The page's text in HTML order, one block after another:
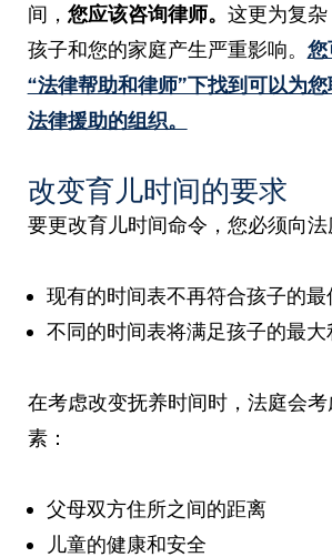
间， 您应该咨询律师。 这更为复
孩子和您的家庭产生严重影响。 您
“法律帮助和律师”下找到可以为
法律援助的组织。
改变育儿时间的要求
要更改育儿时间命令，您必须向法
现有的时间表不再符合孩子的最
不同的时间表将满足孩子的最大
在考虑改变抚养时间时，法庭会考
素：
父母双方住所之间的距离
儿童的健康和安全